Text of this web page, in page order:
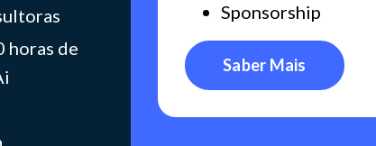
horas de
Sponsorship
Saber Mais